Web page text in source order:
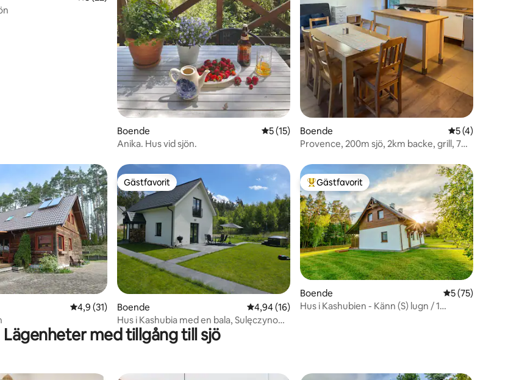
40 omdömen Boende 5 av 5 i genomsnittligt betyg, 15 omdömen
5 (15)
Anika. Hus vid sjön.
Boende 5 av 5 i
5 (4)
Provence, 200m sjö, 2km backe, grill, 7
34 omdömen4,9 av 5 i genomsnittligt betyg, 31 omdömen
4,9 (31)
Gästfavorit
Gästfavorit
Boende 4,94 av 5 i genomsnittligt betyg, 16 omdömen
4,94 (16)
Hus i Kashubia med en bala, Sulęczyno
'Leśna Bajka'
Populär gästfavorit
Gästfavorit
Boende 5 av 5 i
5 (75)
Hus i Kashubien - Känn (S) lugn / 1
Lägenheter med tillgång till sjö